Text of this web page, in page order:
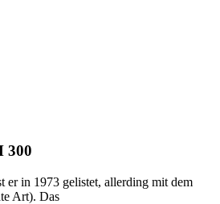
300
er in 1973 gelistet, allerding mit dem
Art). Das